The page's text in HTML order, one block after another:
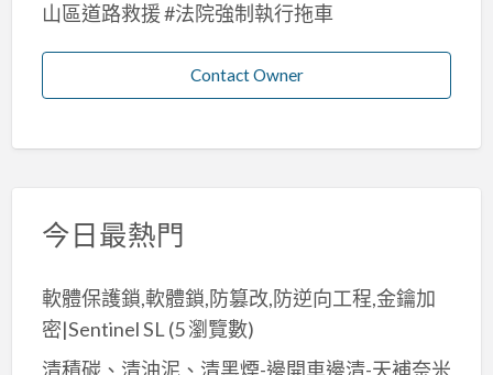
山區道路救援 #法院強制執行拖車
Contact Owner
今日最熱門
軟體保護鎖,軟體鎖,防篡改,防逆向工程,金鑰加
密|Sentinel SL(5 瀏覽數)
清積碳、清油泥、清黑煙-邊開車邊清-天補奈米